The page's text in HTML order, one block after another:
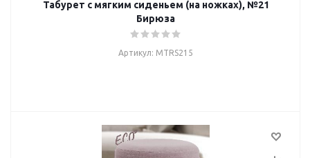
Табурет с мягким сиденьем (на ножках), №21
Бирюза
Артикул: MTRS215